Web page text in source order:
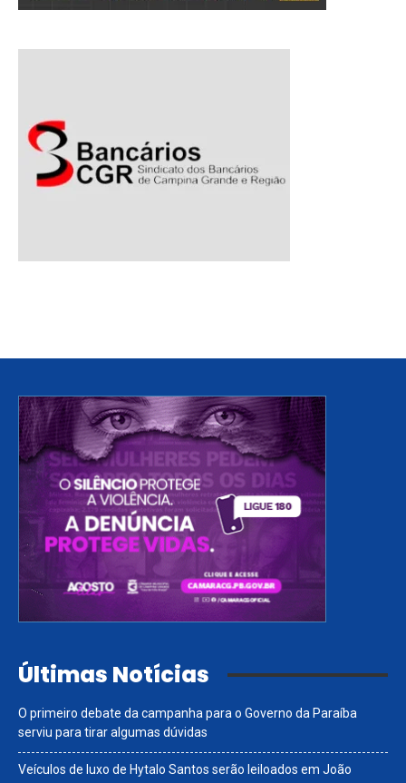
Últimas Notícias
O primeiro debate da campanha para o Governo da Paraíba
serviu para tirar algumas dúvidas
Veículos de luxo de Hytalo Santos serão leiloados em João